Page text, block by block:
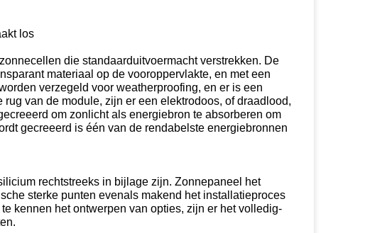
los
die standaarduitvoermacht verstrekken. De
materiaal op de vooroppervlakte, en met een
verzegeld voor weatherproofing, en er is een
van de module, zijn er een elektrodoos, of draadlood,
om zonlicht als energiebron te absorberen om
gecreeerd is één van de rendabelste energiebronnen
rechtstreeks in bijlage zijn. Zonnepaneel het
sterke punten evenals makend het installatieproces
kennen het ontwerpen van opties, zijn er het volledig-